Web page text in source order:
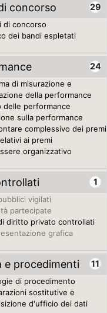
29
concorso
di concorso
dei bandi espletati
24
di misurazione e
della performance
delle performance
sulla performance
complessivo dei premi
ai premi
organizzativo
1
vigilati
partecipate
diritto privato controllati
grafica
11
e procedimenti
di procedimento
sostitutive e
d'ufficio dei dati